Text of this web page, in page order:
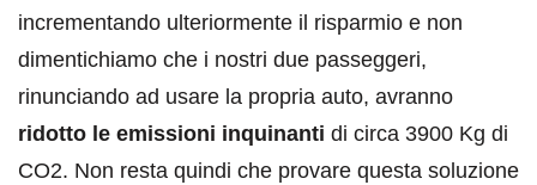
incrementando ulteriormente il risparmio e non
dimentichiamo che i nostri due passeggeri,
rinunciando ad usare la propria auto, avranno
ridotto le emissioni inquinanti di circa 3900 Kg di
CO2. Non resta quindi che provare questa soluzione